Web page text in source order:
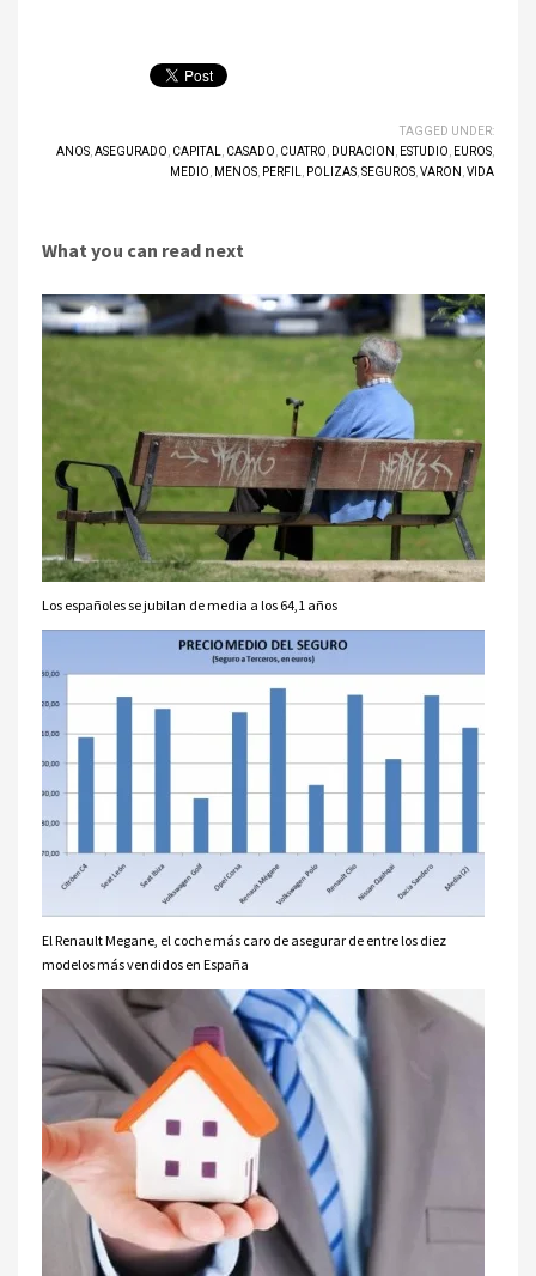
TAGGED UNDER:
ANOS ASEGURADO CAPITAL CASADO CUATRO DURACION ESTUDIO EUROS
MEDIO
MENOS PERFIL POLIZAS SEGUROS VARON VIDA
What you can read next
Los españoles se jubilan de media a los 64,1 años
El Renault Megane, el coche más caro de asegurar de entre los diez
modelos más vendidos en España